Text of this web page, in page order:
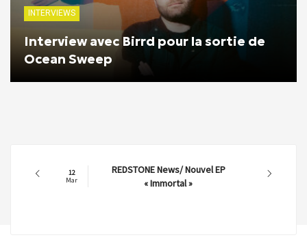
INTERVIEWS
Interview avec Birrd pour la sortie de
Ocean Sweep
12
Mar
REDSTONE News/ Nouvel EP
« Immortal »